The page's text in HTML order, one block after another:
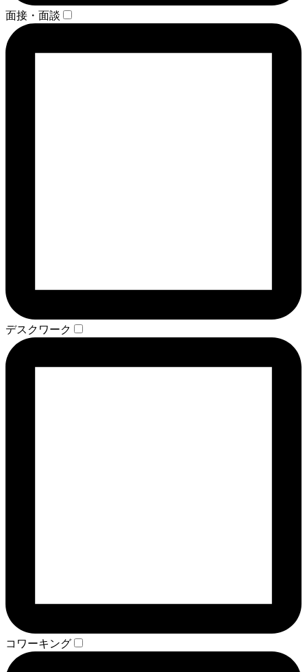
面接・面談
デスクワーク
コワーキング